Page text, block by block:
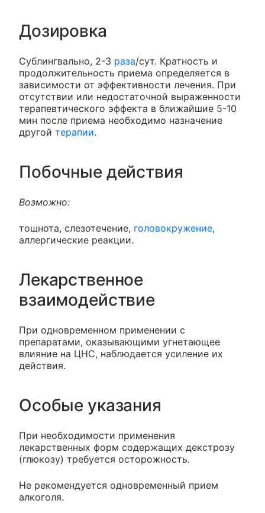
Дозировка
Сублингвально, 2-3 раза/сут. Кратность и
продолжительность приема определяется в
зависимости от эффективности лечения. При
отсутствии или недостаточной выраженности
терапевтического эффекта в ближайшие 5-10
мин после приема необходимо назначение
другой терапии.
Побочные действия
Возможно:
тошнота, слезотечение, головокружение,
аллергические реакции.
Лекарственное
взаимодействие
При одновременном применении с
препаратами, оказывающими угнетающее
влияние на ЦНС, наблюдается усиление их
действия.
Особые указания
При необходимости применения
лекарственных форм содержащих декстрозу
(глюкозу) требуется осторожность.
Не рекомендуется одновременный прием
алкоголя.